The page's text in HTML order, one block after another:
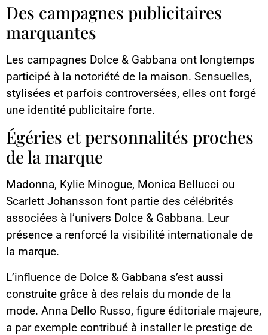
Des campagnes publicitaires
marquantes
Les campagnes Dolce & Gabbana ont longtemps
participé à la notoriété de la maison. Sensuelles,
stylisées et parfois controversées, elles ont forgé
une identité publicitaire forte.
Égéries et personnalités proches
de la marque
Madonna, Kylie Minogue, Monica Bellucci ou
Scarlett Johansson font partie des célébrités
associées à l’univers Dolce & Gabbana. Leur
présence a renforcé la visibilité internationale de
la marque.
L’influence de Dolce & Gabbana s’est aussi
construite grâce à des relais du monde de la
mode. Anna Dello Russo, figure éditoriale majeure,
a par exemple contribué à installer le prestige de